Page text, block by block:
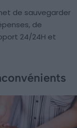
de sauvegarder
de
24/24H et